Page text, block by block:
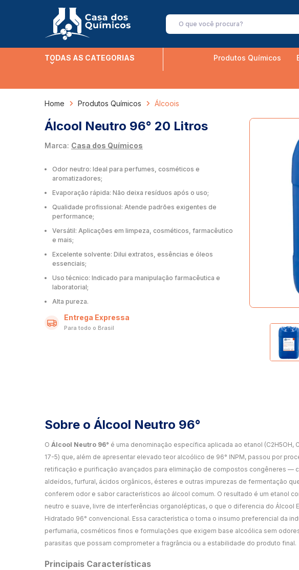
TODAS AS CATEGORIAS Produtos Químicos
Home Produtos Químicos Álcoois
Álcool Neutro 96° 20 Litros
Marca: Casa dos Químicos
Odor neutro: Ideal para perfumes, cosméticos e
aromatizadores;
Evaporação rápida: Não deixa resíduos após o uso;
Qualidade profissional: Atende padrões exigentes de
performance;
Versátil: Aplicações em limpeza, cosméticos, farmacêutico
e mais;
Excelente solvente: Dilui extratos, essências e óleos
essenciais;
Uso técnico: Indicado para manipulação farmacêutica e
laboratorial;
Alta pureza.
Entrega Expressa
Para todo o Brasil
Sobre o Álcool Neutro 96°
O Álcool Neutro 96° é uma denominação específica aplicada ao etanol (C2H5OH,
17-5) que, além de apresentar elevado teor alcoólico de 96° INPM, passou por
retificação e purificação avançados para eliminação de compostos congêneres —
aldeídos, furfural, ácidos orgânicos, ésteres e outras impurezas de fermentação
conferem odor e sabor característicos ao álcool comum. O resultado é um etanol
neutro e suave, livre de interferências organolépticas, o que o diferencia do Álcool
Hidratado 96° convencional. Essa característica o torna o insumo preferencial da
perfumaria, cosméticos finos e formulações que exigem base alcoólica sem
parasitas que possam comprometer a fragrância ou a estabilidade do produto final.
Principais Características